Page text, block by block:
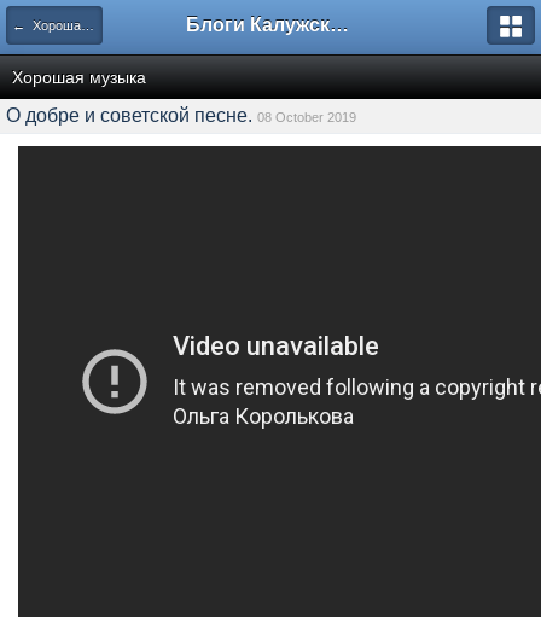
← Хорошая музыка Блоги Калужского перекрестка
Хорошая музыка
О добре и советской песне. 08 October 2019